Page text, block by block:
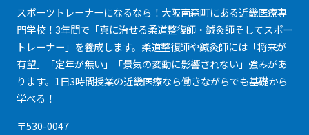
スポーツトレーナーになるなら！大阪南森町にある近畿医療専
門学校！3年間で「真に治せる柔道整復師・鍼灸師そしてスポー
トレーナー」を養成します。柔道整復師や鍼灸師には「将来が
有望」「定年が無い」「景気の変動に影響されない」強みがあ
ります。1日3時間授業の近畿医療なら働きながらでも基礎から
学べる！
〒530-0047